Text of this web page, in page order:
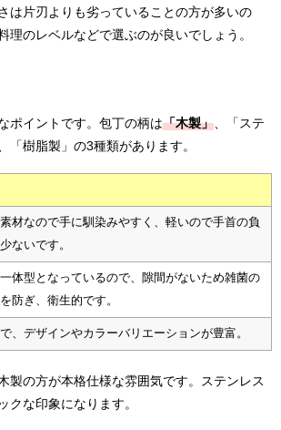
は片刃よりも劣っていることの方が多いの
理のレベルなどで選ぶのが良いでしょう。
ポイントです。包丁の柄は「木製」、「ステ
「樹脂製」の3種類があります。
材なので手に馴染みやすく、軽いので手首の負
ないです。
体型となっているので、隙間がないため雑菌の
防ぎ、衛生的です。
、デザインやカラーバリエーションが豊富。
製の方が本格仕様な雰囲気です。ステンレス
クな印象になります。